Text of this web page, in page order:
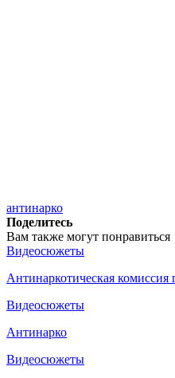
антинарко
Поделитесь
Вам также могут понравиться
Видеосюжеты
Антинаркотическая комиссия
Видеосюжеты
Антинарко
Видеосюжеты